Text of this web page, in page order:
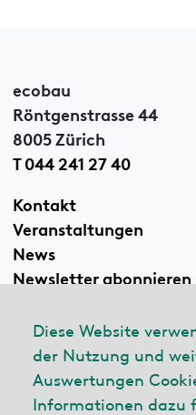
Diese Website
der Nutzung und
Auswertungen
Informationen dazu
ecobau
Röntgenstrasse 44
8005 Zürich
T 044 241 27 40
Kontakt
Veranstaltungen
News
Newsletter abonnieren
Linkedin